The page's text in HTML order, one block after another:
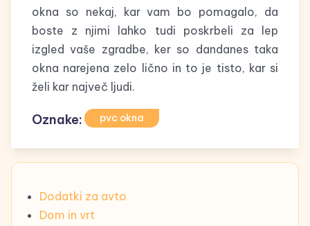
okna so nekaj, kar vam bo pomagalo, da
boste z njimi lahko tudi poskrbeli za lep
izgled vaše zgradbe, ker so dandanes taka
okna narejena zelo lično in to je tisto, kar si
želi kar največ ljudi.
Oznake: pvc okna
Dodatki za avto
Dom in vrt